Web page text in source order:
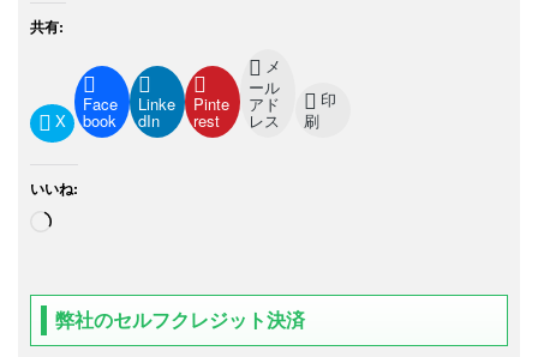
共有:
X
Face
book
Linke
dIn
Pinte
rest
メ
ール
アド
レス
印
刷
いいね:
弊社のセルフクレジット決済